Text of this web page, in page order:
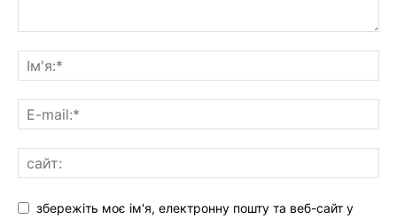
збережіть моє ім'я, електронну пошту та веб-сайт у